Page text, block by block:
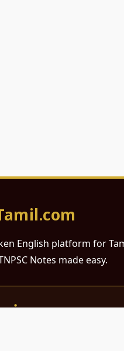
English platform for
Notes made easy.